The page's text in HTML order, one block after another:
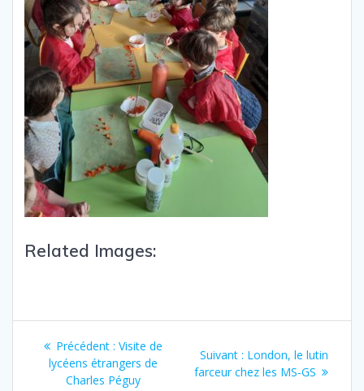
Related Images:
Précédent : Visite de
lycéens étrangers de
Charles Péguy
Suivant : London, le lutin
farceur chez les MS-GS